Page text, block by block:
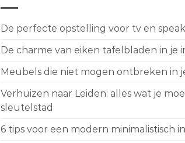
De perfecte opstelling voor tv en
De charme van eiken tafelbladen in je
Meubels die niet mogen ontbreken in
Verhuizen naar Leiden: alles wat je
sleutelstad
6 tips voor een modern minimalistisch